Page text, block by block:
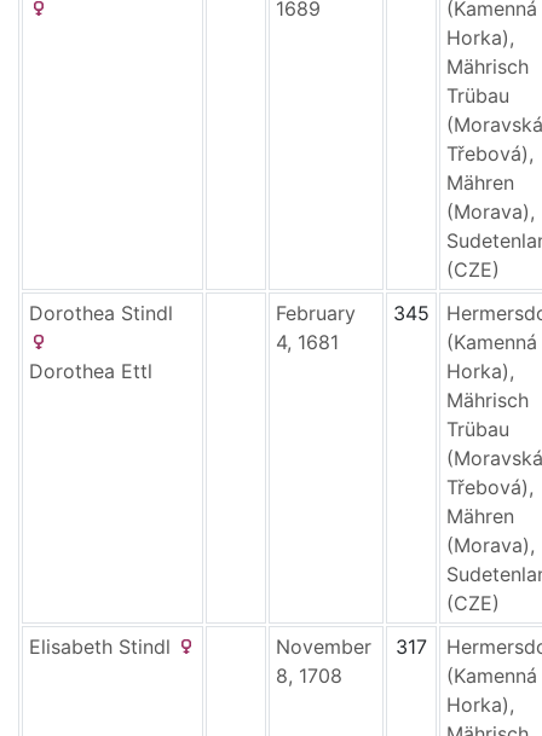
1689
(Kamenná
Horka),
Mährisch
Trübau
(Moravská
Třebová),
Mähren
(Morava),
(CZE)
Dorothea Stindl
Dorothea Ettl
February
4, 1681
345
(Kamenná
Horka),
Mährisch
Trübau
(Moravská
Třebová),
Mähren
(Morava),
(CZE)
Elisabeth Stindl
November
8, 1708
317
(Kamenná
Horka),